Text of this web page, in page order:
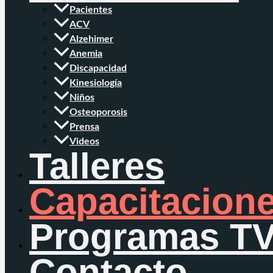
Pacientes
ACV
Alzehimer
Anemia
Discapacidad
Kinesiología
Niños
Osteoporosis
Prensa
Videos
Talleres
Programas